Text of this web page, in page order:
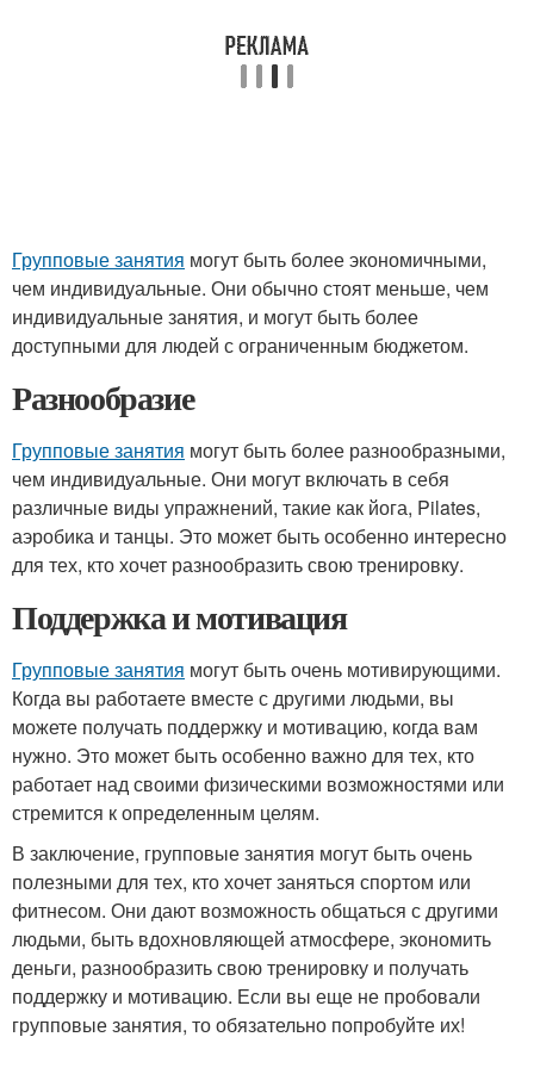
Групповые занятия могут быть более экономичными,
чем индивидуальные. Они обычно стоят меньше, чем
индивидуальные занятия, и могут быть более
доступными для людей с ограниченным бюджетом.
Разнообразие
Групповые занятия могут быть более разнообразными,
чем индивидуальные. Они могут включать в себя
различные виды упражнений, такие как йога, Pilates,
аэробика и танцы. Это может быть особенно интересно
для тех, кто хочет разнообразить свою тренировку.
Поддержка и мотивация
Групповые занятия могут быть очень мотивирующими.
Когда вы работаете вместе с другими людьми, вы
можете получать поддержку и мотивацию, когда вам
нужно. Это может быть особенно важно для тех, кто
работает над своими физическими возможностями или
стремится к определенным целям.
В заключение, групповые занятия могут быть очень
полезными для тех, кто хочет заняться спортом или
фитнесом. Они дают возможность общаться с другими
людьми, быть вдохновляющей атмосфере, экономить
деньги, разнообразить свою тренировку и получать
поддержку и мотивацию. Если вы еще не пробовали
групповые занятия, то обязательно попробуйте их!